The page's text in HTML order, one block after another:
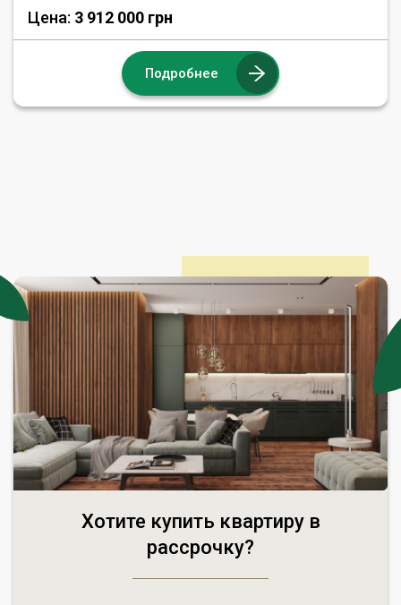
Цена: 3 912 000 грн
Подробнее
Хотите купить квартиру в
рассрочку?